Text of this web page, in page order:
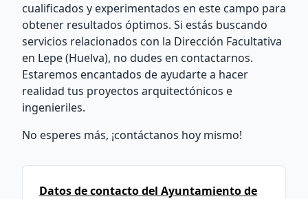
cualificados y experimentados en este campo para
obtener resultados óptimos. Si estás buscando
servicios relacionados con la Dirección Facultativa
en Lepe (Huelva), no dudes en contactarnos.
Estaremos encantados de ayudarte a hacer
realidad tus proyectos arquitectónicos e
ingenieriles.
No esperes más, ¡contáctanos hoy mismo!
Datos de contacto del Ayuntamiento de